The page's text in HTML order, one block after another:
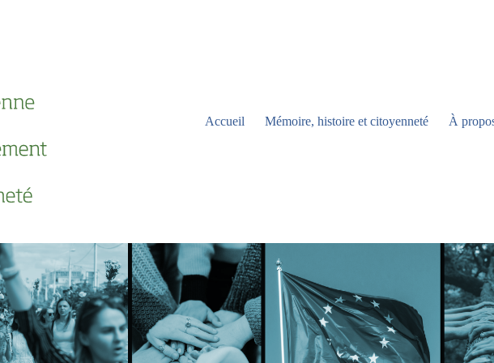
Accueil Mémoire, histoire et citoyenneté À